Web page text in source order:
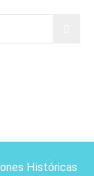
Históricas